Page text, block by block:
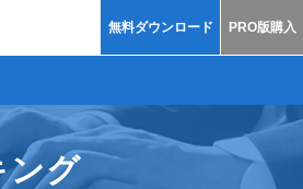
無料ダウンロード PRO版購入
ング